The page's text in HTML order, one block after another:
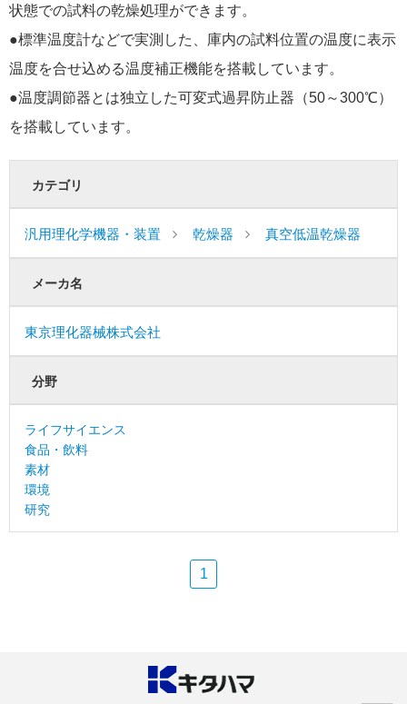
状態での試料の乾燥処理ができます。
●標準温度計などで実測した、庫内の試料位置の温度に表示
温度を合せ込める温度補正機能を搭載しています。
●温度調節器とは独立した可変式過昇防止器（50～300℃）
を搭載しています。
カテゴリ
汎用理化学機器・装置 乾燥器 真空低温乾燥器
メーカ名
東京理化器械株式会社
分野
ライフサイエンス
食品・飲料
素材
環境
研究
1